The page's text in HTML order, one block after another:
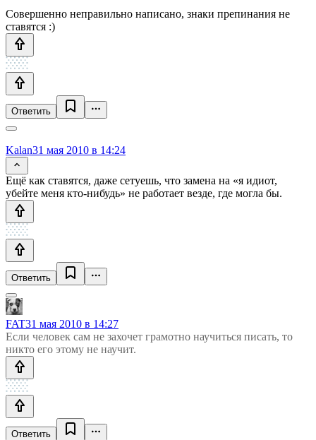
Cовершенно неправильно написано, знаки препинания не
ставятся :)
Ответить
Kalan31 мая 2010 в 14:24
Ещё как ставятся, даже сетуешь, что замена на «я идиот,
убейте меня кто-нибудь» не работает везде, где могла бы.
Ответить
FAT31 мая 2010 в 14:27
Если человек сам не захочет грамотно научиться писать, то
никто его этому не научит.
Ответить